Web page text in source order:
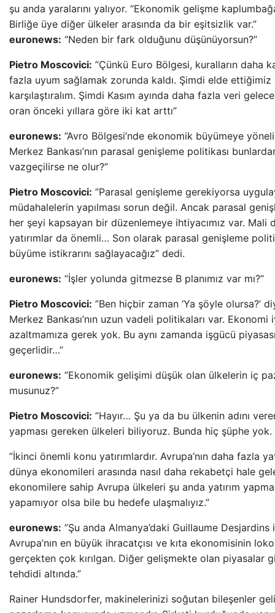
şu anda yaralarını yalıyor. “Ekonomik gelişme
Birliğe üye diğer ülkeler arasında da bir eşitsizlik var.”
euronews: “Neden bir fark olduğunu düşünüyorsun?”
Pietro Moscovici: ”Çünkü Euro Bölgesi, kuralların daha
fazla uyum sağlamak zorunda kaldı. Şimdi elde ettiğimiz
karşılaştıralım. Şimdi Kasım ayında daha fazla veri
oran önceki yıllara göre iki kat arttı”
euronews: ”Avro Bölgesi’nde ekonomik büyümeye
Merkez Bankası’nın parasal genişleme politikası
vazgeçilirse ne olur?”
Pietro Moscovici: ”Parasal genişleme gerekiyorsa
müdahalelerin yapılması sorun değil. Ancak parasal
her şeyi kapsayan bir düzenlemeye ihtiyacımız var.
yatırımlar da önemli… Son olarak parasal genişleme
büyüme istikrarını sağlayacağız” dedi.
euronews: ”İşler yolunda gitmezse B planımız var mı?”
Pietro Moscovici: ”Ben hiçbir zaman ‘Ya şöyle olursa?’
Merkez Bankası’nın uzun vadeli politikaları var.
azaltmamıza gerek yok. Bu aynı zamanda işgücü
geçerlidir…”
euronews: ”Ekonomik gelişimi düşük olan ülkelerin iç
musunuz?”
Pietro Moscovici: ”Hayır… Şu ya da bu ülkenin adını
yapması gereken ülkeleri biliyoruz. Bunda hiç şüphe yok.
”İkinci önemli konu yatırımlardır. Avrupa’nın daha fazla
dünya ekonomileri arasında nasıl daha rekabetçi hale
ekonomilere sahip Avrupa ülkeleri şu anda yatırım
yapamıyor olsa bile bu hedefe ulaşmalıyız.”
euronews: ”Şu anda Almanya’daki Guillaume
Avrupa’nın en büyük ihracatçısı ve kıta ekonomisinin
gerçekten çok kırılgan. Diğer gelişmekte olan piyasalar
tehdidi altında.”
Rainer Hundsdorfer, makinelerinizi soğutan bileşenler